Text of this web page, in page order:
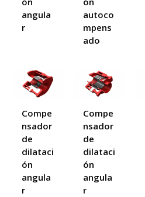
angula
r
autoco
mpens
ado
Compe
nsador
de
dilataci
ón
angula
r
Compe
nsador
de
dilataci
ón
angula
r